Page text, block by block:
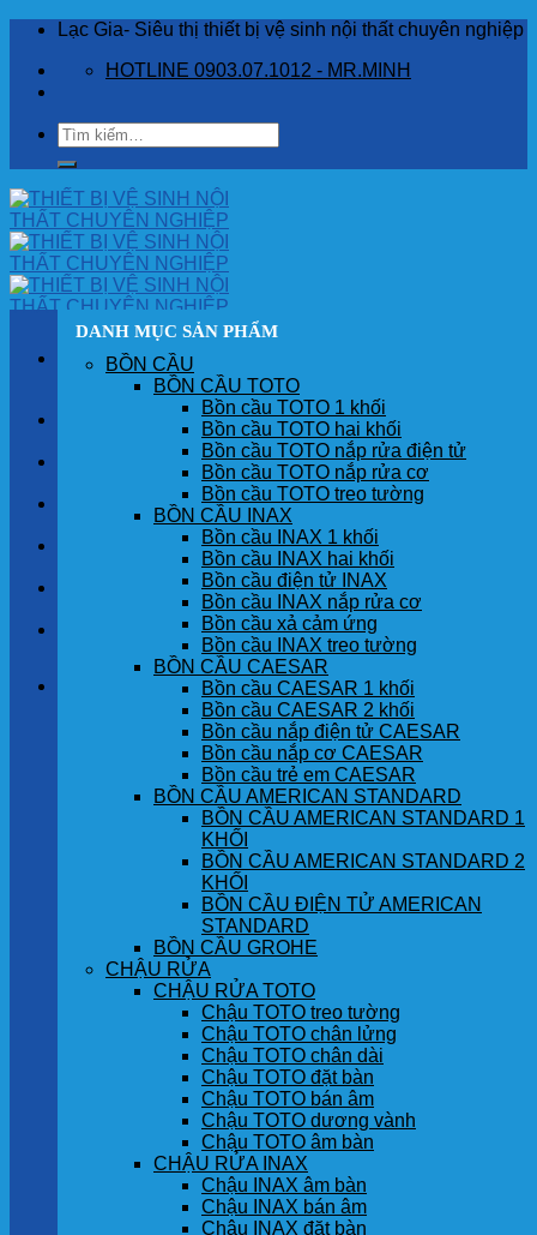
Skip
content
Lạc Gia- Siêu thị thiết bị vệ sinh nội thất chuyên nghiệp
HOTLINE 0903.07.1012 - MR.MINH
Tìm
kiếm:
SẢN PHẨM
GÓC KHÁCH HÀNG
Chưa có sản phẩm trong giỏ hàng.
DANH MỤC SẢN PHẨM
BỒN CẦU
BỒN CẦU TOTO
Bồn cầu TOTO 1 khối
Bồn cầu TOTO hai khối
Bồn cầu TOTO nắp rửa điện tử
Bồn cầu TOTO nắp rửa cơ
Bồn cầu TOTO treo tường
BỒN CẦU INAX
Bồn cầu INAX 1 khối
Bồn cầu INAX hai khối
Bồn cầu điện tử INAX
Bồn cầu INAX nắp rửa cơ
Bồn cầu xả cảm ứng
Bồn cầu INAX treo tường
BỒN CẦU CAESAR
Bồn cầu CAESAR 1 khối
Bồn cầu CAESAR 2 khối
Bồn cầu nắp điện tử CAESAR
Bồn cầu nắp cơ CAESAR
Bồn cầu trẻ em CAESAR
BỒN CẦU AMERICAN STANDARD
BỒN CẦU AMERICAN STANDARD 1
KHỐI
BỒN CẦU AMERICAN STANDARD 2
KHỐI
BỒN CẦU ĐIỆN TỬ AMERICAN
STANDARD
BỒN CẦU GROHE
CHẬU RỬA
CHẬU RỬA TOTO
Chậu TOTO treo tường
Chậu TOTO chân lửng
Chậu TOTO chân dài
Chậu TOTO đặt bàn
Chậu TOTO bán âm
Chậu TOTO dương vành
Chậu TOTO âm bàn
CHẬU RỬA INAX
Chậu INAX âm bàn
Chậu INAX bán âm
Chậu INAX đặt bàn